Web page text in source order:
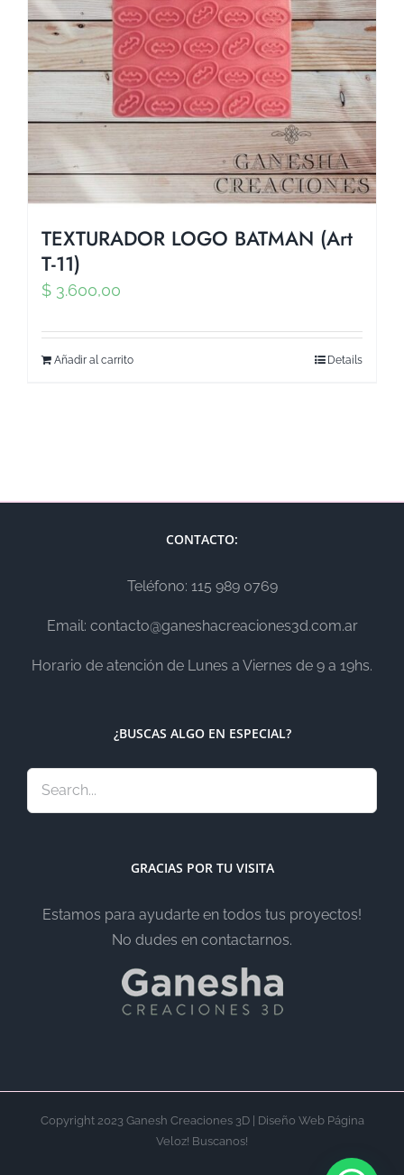
TEXTURADOR LOGO BATMAN (Art
T-11)
$ 3.600,00
Añadir al carrito Details
CONTACTO:
Teléfono: 115 989 0769
Email: contacto@ganeshacreaciones3d.com.ar
Horario de atención de Lunes a Viernes de 9 a 19hs.
¿BUSCAS ALGO EN ESPECIAL?
GRACIAS POR TU VISITA
Estamos para ayudarte en todos tus proyectos!
No dudes en contactarnos.
Copyright 2023 Ganesh Creaciones 3D | Diseño Web Página
Veloz! Buscanos!